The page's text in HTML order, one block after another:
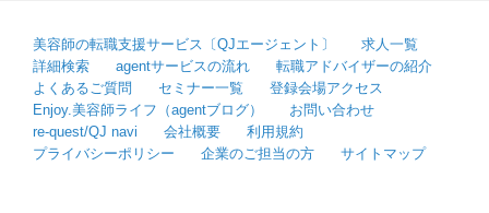
美容師の転職支援サービス〔QJエージェント〕
求人一覧
詳細検索
agentサービスの流れ
転職アドバイザーの紹介
よくあるご質問
セミナー一覧
登録会場アクセス
Enjoy.美容師ライフ（agentブログ）
お問い合わせ
re-quest/QJ navi
会社概要
利用規約
プライバシーポリシー
企業のご担当の方 サイトマップ